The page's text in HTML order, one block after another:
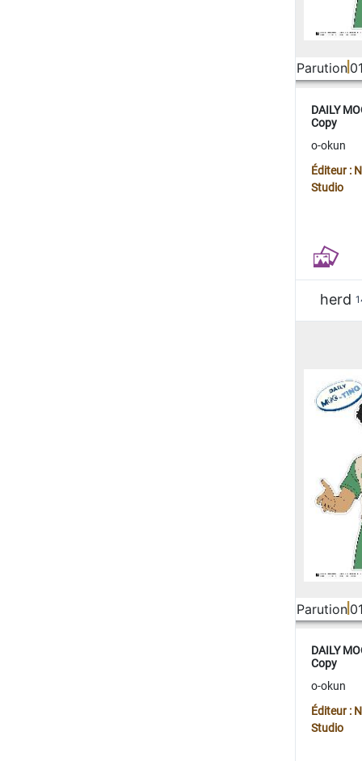
Parution
DAILY
Copy
o-okun
Éditeur :
Studio
herd
Parution
DAILY
Copy
o-okun
Éditeur :
Studio